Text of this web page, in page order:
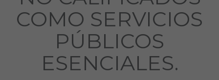
COMO SERVICIOS
PÚBLICOS
ESENCIALES.